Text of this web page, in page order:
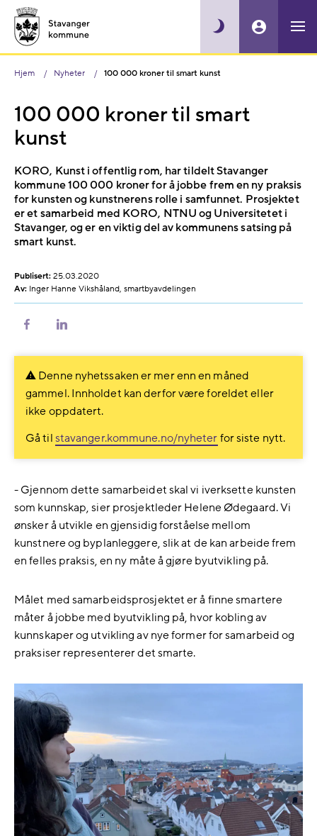
Hjem Nyheter 100 000 kroner til smart kunst
100 000 kroner til smart
kunst
KORO, Kunst i offentlig rom, har tildelt Stavanger
kommune 100 000 kroner for å jobbe frem en ny praksis
for kunsten og kunstnerens rolle i samfunnet. Prosjektet
er et samarbeid med KORO, NTNU og Universitetet i
Stavanger, og er en viktig del av kommunens satsing på
smart kunst.
Publisert: 25.03.2020
Av: Inger Hanne Vikshåland, smartbyavdelingen
Del
Del
Denne nyhetssaken er mer enn en måned
gammel. Innholdet kan derfor være foreldet eller
ikke oppdatert.
Gå til stavanger.kommune.no/nyheter for siste nytt.
- Gjennom dette samarbeidet skal vi iverksette kunsten
som kunnskap, sier prosjektleder Helene Ødegaard. Vi
ønsker å utvikle en gjensidig forståelse mellom
kunstnere og byplanleggere, slik at de kan arbeide frem
en felles praksis, en ny måte å gjøre byutvikling på.
Målet med samarbeidsprosjektet er å finne smartere
måter å jobbe med byutvikling på, hvor kobling av
kunnskaper og utvikling av nye former for samarbeid og
praksiser representerer det smarte.